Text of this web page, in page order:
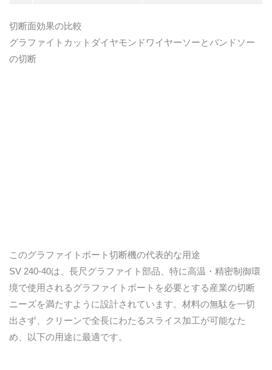
切断面効果の比較
グラファイトカットダイヤモンドワイヤーソーとバンドソー
の切断
このグラファイトボート切断機の代表的な用途
SV 240-40は、長尺グラファイト部品、特に高温・精密制御環
境で使用されるグラファイトボートを必要とする産業の切断
ニーズを満たすように設計されています。材料の無駄を一切
出さず、クリーンで全長にわたるスライス加工が可能なた
め、以下の用途に最適です。